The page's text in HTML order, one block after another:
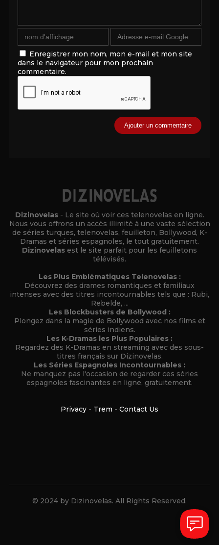
Enregistrer mon nom, mon e-mail et mon site
dans le navigateur pour mon prochain
commentaire.
Dizinovelas - Le site où voir ces telenovelas en ligne.
Nous vous offrons un accès illimité à une vaste sélection
de séries turques, telenovelas, feuilleton, Bollywood, K-
Dramas et séries espagnoles, le tout gratuitement.
Dizinovelas est le site parfait pour les feuilletons
télévisés.
Les Plus Emblématiques Telenovelas :
Découvrez des drames romantiques et familiaux
intenses avec des titres incontournables tels que : Rubi,
Rebelde, ...
Les Blockbusters de Bollywood :
Plongez dans la magie de Bollywood avec nos films et
séries indiens.
Les K-Dramas les Plus Populaires :
Regardez des K-Dramas en streaming avec des sous-
titres français sur Dizinovelas.
Les Séries Espagnoles Incontournables :
Ne manquez pas l'occasion de regarder ces séries
espagnoles fascinantes en ligne, gratuitement.
Privacy - Trem - Contact Us
© 2024 by Dizinovelas. All Rights Reserved.